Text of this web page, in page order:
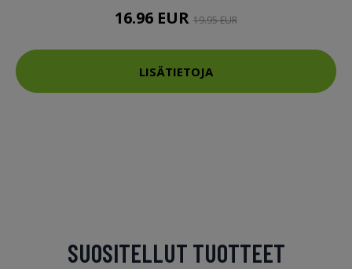
16.96 EUR 19.95 EUR
LISÄTIETOJA
SUOSITELLUT TUOTTEET